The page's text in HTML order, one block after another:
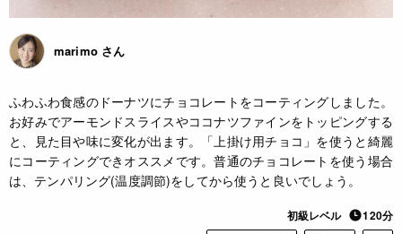
marimo さん
ふわふわ食感のドーナツにチョコレートをコーティングしました。
お好みでアーモンドスライスやココナツファインをトッピングする
と、見た目や味に変化が出ます。「上掛け用チョコ」を使うと綺麗
にコーティングできオススメです。普通のチョコレートを使う場合
は、テンパリング(温度調節)をしてから使うと良いでしょう。
初級レベル 120分